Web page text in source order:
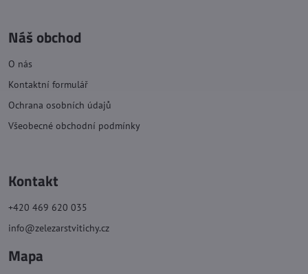
Náš obchod
O nás
Kontaktní formulář
Ochrana osobních údajů
Všeobecné obchodní podmínky
Kontakt
+420 469 620 035
info@zelezarstvitichy.cz
Mapa